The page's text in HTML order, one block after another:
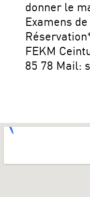
donner le
Examens
FEKM
85 78 Mail: